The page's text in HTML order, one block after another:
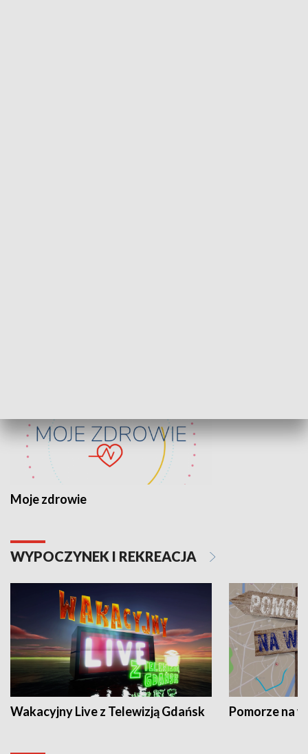
Moje zdrowie
WYPOCZYNEK I REKREACJA
Wakacyjny Live z Telewizją Gdańsk Pomorze na